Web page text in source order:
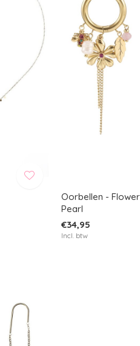
Oorbellen -
Pearl
€34,95
Incl. btw